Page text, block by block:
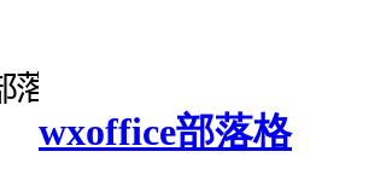
wxoffice部落格